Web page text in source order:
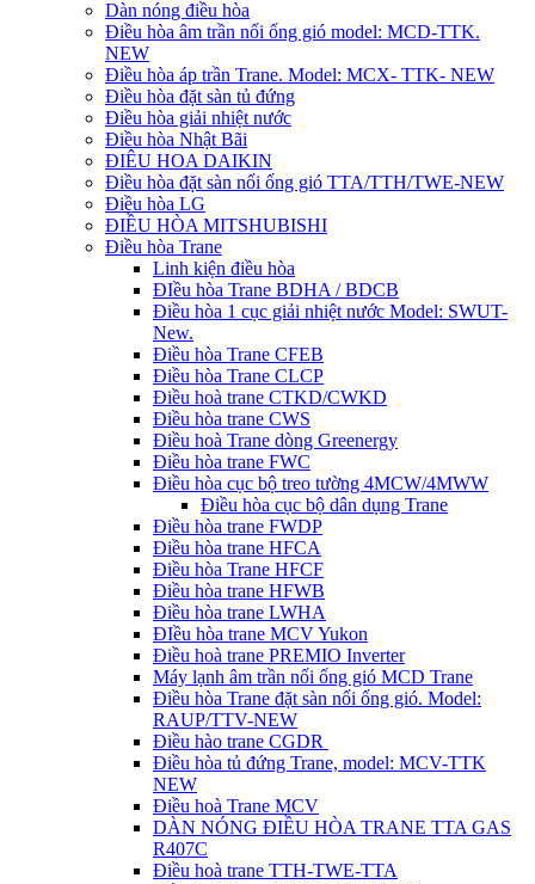
Dàn nóng điều hòa
Điều hòa âm trần nối ống gió model: MCD-TTK.
NEW
Điều hòa áp trần Trane. Model: MCX- TTK- NEW
Điều hòa đặt sàn tủ đứng
Điều hòa giải nhiệt nước
Điều hòa Nhật Bãi
ĐIÊU HOA DAIKIN
Điều hòa đặt sàn nối ống gió TTA/TTH/TWE-NEW
Điều hòa LG
ĐIỀU HÒA MITSHUBISHI
Điều hòa Trane
Linh kiện điều hòa
ĐIều hòa Trane BDHA / BDCB
Điều hòa 1 cục giải nhiệt nước Model: SWUT-
New.
Điều hòa Trane CFEB
Điều hòa Trane CLCP
Điều hoà trane CTKD/CWKD
Điều hòa trane CWS
Điều hoà Trane dòng Greenergy
Điều hòa trane FWC
Điều hòa cục bộ treo tường 4MCW/4MWW
Điều hòa cục bộ dân dụng Trane
Điều hòa trane FWDP
Điều hòa trane HFCA
Điều hòa Trane HFCF
Điều hòa trane HFWB
Điều hòa trane LWHA
ĐIều hòa trane MCV Yukon
Điều hoà trane PREMIO Inverter
Máy lạnh âm trần nối ống gió MCD Trane
Điều hòa Trane đặt sàn nối ống gió. Model:
RAUP/TTV-NEW
Điều hào trane CGDR
Điều hòa tủ đứng Trane, model: MCV-TTK
NEW
Điều hoà Trane MCV
DÀN NÓNG ĐIỀU HÒA TRANE TTA GAS
R407C
Điều hoà trane TTH-TWE-TTA